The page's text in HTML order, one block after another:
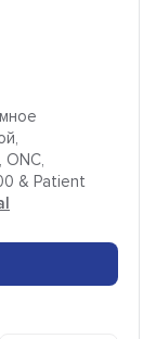
& Patient